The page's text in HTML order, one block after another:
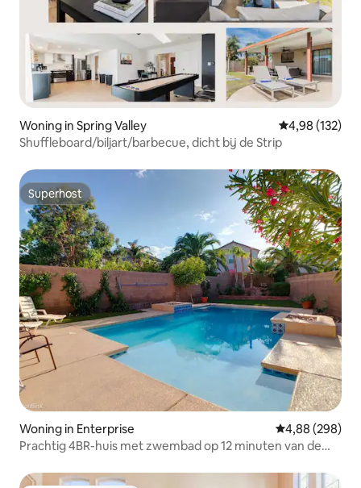
Woning in Spring Valley Gemiddelde
4,98 (132)
Shuffleboard/biljart/barbecue, dicht bij de Strip
Superhost
Superhost
Woning in Enterprise Gemiddelde
4,88 (298)
Prachtig 4BR-huis met zwembad op 12 minuten van de